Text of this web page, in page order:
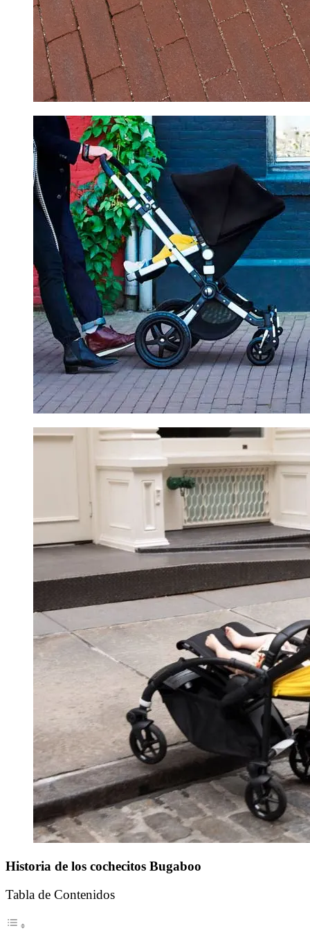
Historia de los cochecitos Bugaboo
Tabla de Contenidos